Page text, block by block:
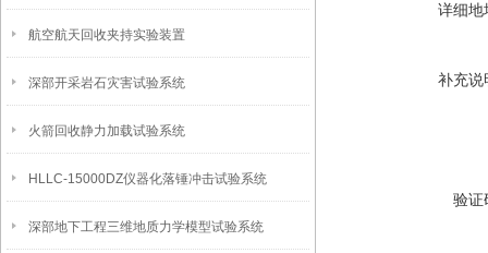
航空航天回收夹持实验装置
深部开采岩石灾害试验系统
火箭回收静力加载试验系统
HLLC-15000DZ仪器化落锤冲击试验系统
深部地下工程三维地质力学模型试验系统
详细地
补充说
验证